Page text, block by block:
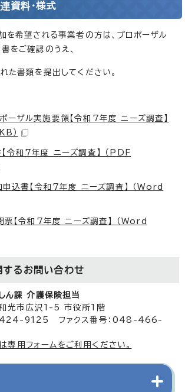
資料・様式
を希望される事業者の方は、プロポーザル
をご確認のうえ、
た書類を提出してください。
ザル実施要領【令和7年度 ニーズ調査】
）
令和7年度 ニーズ調査】 （PDF
申込書【令和7年度 ニーズ調査】 （Word
票【令和7年度 ニーズ調査】 （Word
する お問い合わせ
ん課 介護保険担当
市広沢1-5 市役所1階
424-9125 ファクス番号：048-466-
専用フォームをご利用ください。